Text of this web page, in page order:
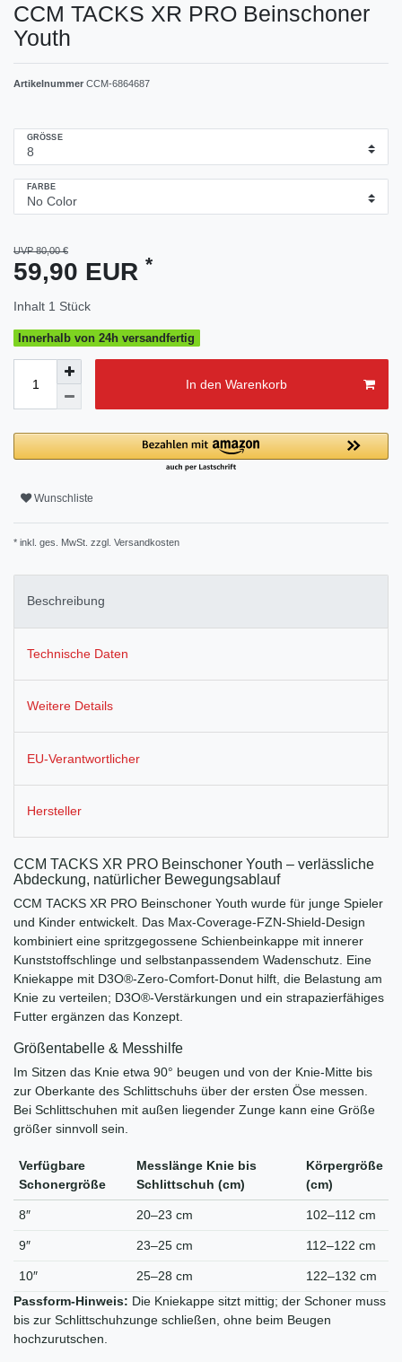
CCM TACKS XR PRO Beinschoner
Youth
Artikelnummer CCM-6864687
GRÖSSE
FARBE
UVP 80,00 €
59,90 EUR *
Inhalt 1 Stück
Innerhalb von 24h versandfertig
In den Warenkorb
Wunschliste
* inkl. ges. MwSt. zzgl. Versandkosten
Beschreibung
Technische Daten
Weitere Details
EU-Verantwortlicher
Hersteller
CCM TACKS XR PRO Beinschoner Youth – verlässliche
Abdeckung, natürlicher Bewegungsablauf
CCM TACKS XR PRO Beinschoner Youth wurde für junge Spieler
und Kinder entwickelt. Das Max‑Coverage‑FZN‑Shield‑Design
kombiniert eine spritzgegossene Schienbeinkappe mit innerer
Kunststoffschlinge und selbstanpassendem Wadenschutz. Eine
Kniekappe mit D3O®‑Zero‑Comfort‑Donut hilft, die Belastung am
Knie zu verteilen; D3O®‑Verstärkungen und ein strapazierfähiges
Futter ergänzen das Konzept.
Größentabelle & Messhilfe
Im Sitzen das Knie etwa 90° beugen und von der Knie-Mitte bis
zur Oberkante des Schlittschuhs über der ersten Öse messen.
Bei Schlittschuhen mit außen liegender Zunge kann eine Größe
größer sinnvoll sein.
Verfügbare
Schonergröße
Messlänge Knie bis
Schlittschuh (cm)
Körpergröße
(cm)
8″ 20–23 cm 102–112 cm
9″ 23–25 cm 112–122 cm
10″ 25–28 cm
122–132 cm
Passform-Hinweis: Die Kniekappe sitzt mittig; der Schoner muss
bis zur Schlittschuhzunge schließen, ohne beim Beugen
hochzurutschen.